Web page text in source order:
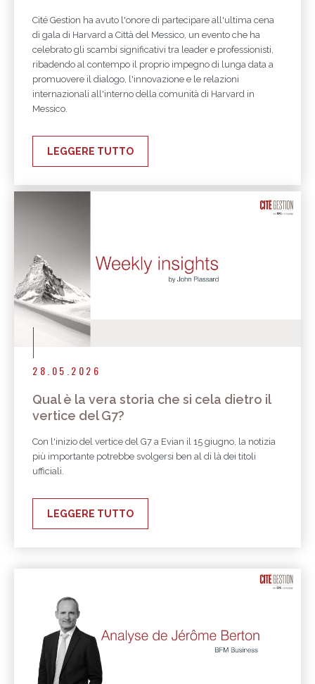
Cité Gestion ha avuto l'onore di partecipare all'ultima cena
di gala di Harvard a Città del Messico, un evento che ha
celebrato gli scambi significativi tra leader e professionisti,
ribadendo al contempo il proprio impegno di lunga data a
promuovere il dialogo, l'innovazione e le relazioni
internazionali all'interno della comunità di Harvard in
Messico.
LEGGERE TUTTO
28.05.2026
Qual è la vera storia che si cela dietro il
vertice del G7?
Con l'inizio del vertice del G7 a Evian il 15 giugno, la notizia
più importante potrebbe svolgersi ben al di là dei titoli
ufficiali.
LEGGERE TUTTO